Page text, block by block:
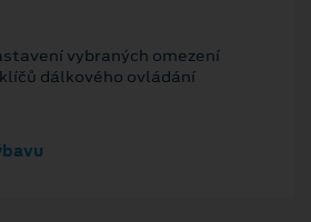
vybraných omezení
dálkového ovládání